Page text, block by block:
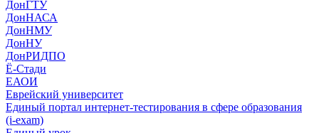
ДонГТУ
ДонНАСА
ДонНМУ
ДонНУ
ДонРИДПО
Ё-Стади
ЕАОИ
Еврейский университет
Единый портал интернет-тестирования в сфере образования
(i-exam)